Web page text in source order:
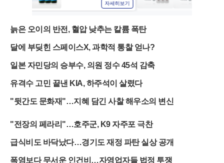
늙은 오이의 반전, 혈압 낮추는 칼륨 폭탄
달에 부딪힌 스페이스X, 과학적 통찰 얻나?
일본 자민당의 승부수, 의원 정수 45석 감축
유격수 고민 끝낸 KIA, 하주석이 살렸다
"뒷간도 문화재"…지혜 담긴 사찰 해우소의 변신
"전장의 페라리"…호주군, K9 자주포 극찬
급식비도 바닥났다…경기도 재정 파탄 실상 공개
폭염보다 무서운 인건비…자영업자들 법정 투쟁